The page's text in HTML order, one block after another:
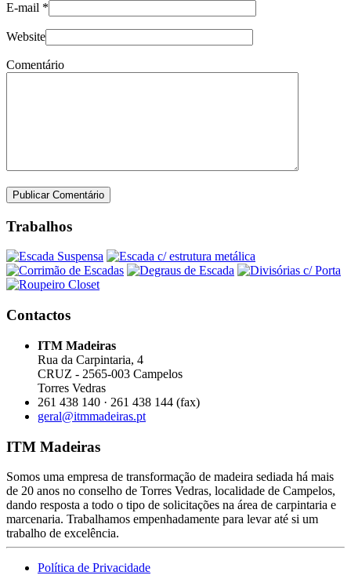
E-mail *
Website
Comentário
Trabalhos
Contactos
ITM Madeiras
Rua da Carpintaria, 4
CRUZ - 2565-003 Campelos
Torres Vedras
261 438 140 · 261 438 144 (fax)
geral@itmmadeiras.pt
ITM Madeiras
Somos uma empresa de transformação de madeira sediada há mais
de 20 anos no conselho de Torres Vedras, localidade de Campelos,
dando resposta a todo o tipo de solicitações na área de carpintaria e
marcenaria. Trabalhamos empenhadamente para levar até si um
trabalho de excelência.
Política de Privacidade